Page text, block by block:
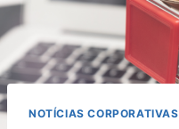
NOTÍCIAS CORPORATIVAS